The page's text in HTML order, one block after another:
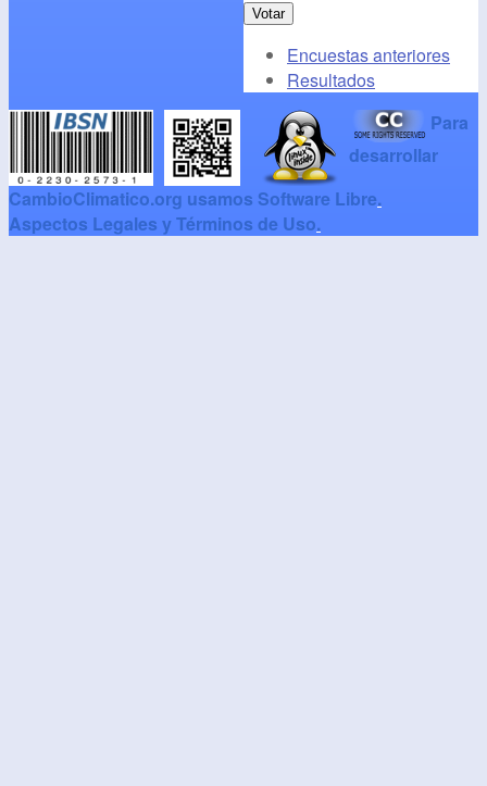
Encuestas anteriores
Resultados
Para
desarrollar
CambioClimatico.org usamos Software Libre.
Aspectos Legales y Términos de Uso.